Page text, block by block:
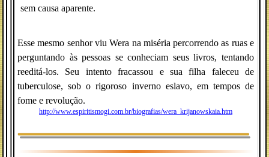
sem causa aparente.
Esse mesmo senhor viu Wera na miséria percorrendo as ruas e
perguntando às pessoas se conheciam seus livros, tentando
reeditá-los. Seu intento fracassou e sua filha faleceu de
tuberculose, sob o rigoroso inverno eslavo, em tempos de
fome e revolução.
http://www.espiritismogi.com.br/biografias/wera_krijanowskaia.htm